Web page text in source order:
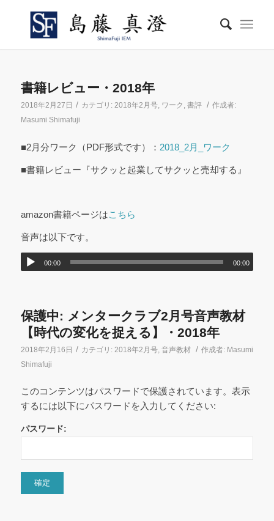
書籍レビュー・2018年
2018年2月27日 / カテゴリ: 2018年2月号, ワーク , 書評 / 作成者:
Masumi Shimafuji
■2月分ワーク（PDF形式です）： 2018_2月_ワーク
■書籍レビュー『サクッと起業してサクッと売却する』
amazon書籍ページはこちら
音声は以下です。
00:00 00:00
保護中: メンタークラブ2月号音声教材
【時代の変化を捉える】・2018年
2018年2月16日 / カテゴリ: 2018年2月号, 音声教材 / 作成者: Masumi
Shimafuji
このコンテンツはパスワードで保護されています。表示
するには以下にパスワードを入力してください:
パスワード: